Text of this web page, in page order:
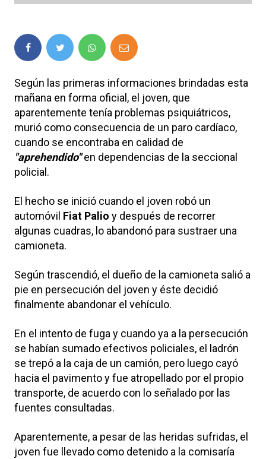
Según las primeras informaciones brindadas esta
mañana en forma oficial, el joven, que
aparentemente tenía problemas psiquiátricos,
murió como consecuencia de un paro cardíaco,
cuando se encontraba en calidad de
"aprehendido"en dependencias de la seccional
policial.
El hecho se inició cuando el joven robó un
automóvil Fiat Palio y después de recorrer
algunas cuadras, lo abandonó para sustraer una
camioneta.
Según trascendió, el dueño de la camioneta salió a
pie en persecución del joven y éste decidió
finalmente abandonar el vehículo.
En el intento de fuga y cuando ya a la persecución
se habían sumado efectivos policiales, el ladrón
se trepó a la caja de un camión, pero luego cayó
hacia el pavimento y fue atropellado por el propio
transporte, de acuerdo con lo señalado por las
fuentes consultadas.
Aparentemente, a pesar de las heridas sufridas, el
joven fue llevado como detenido a la comisaría